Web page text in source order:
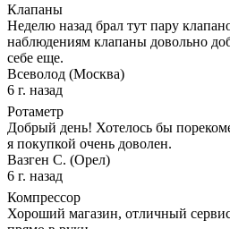
Клапаны
Неделю назад брал тут пару
наблюдениям клапаны довольно
себе еще.
Всеволод (Москва)
6 г. назад
Ротаметр
Добрый день! Хотелось бы
я покупкой очень доволен.
Вазген С. (Орел)
6 г. назад
Компрессор
Хороший магазин, отличный